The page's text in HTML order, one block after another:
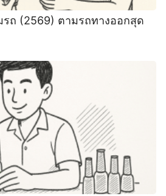
ถ (2569) ตามรถทางออกสุด